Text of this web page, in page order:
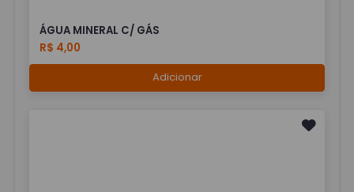
ÁGUA MINERAL C/ GÁS
R$ 4,00
Adicionar